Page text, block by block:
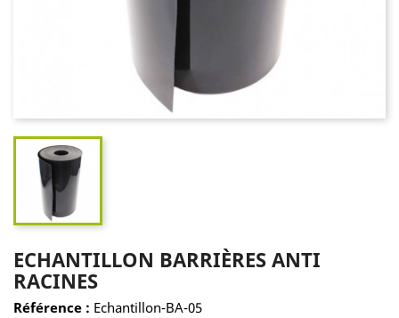
ECHANTILLON BARRIÈRES ANTI
RACINES
Référence : Echantillon-BA-05